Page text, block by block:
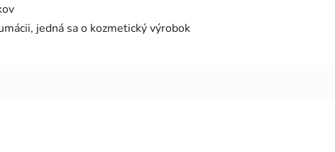
jedná sa o kozmetický výrobok